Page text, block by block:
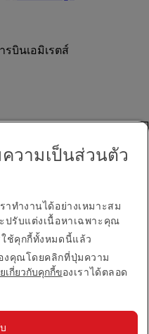
บินเอมิเรตส์
วามเป็นส่วนตัว
าทำงานได้อย่างเหมาะสม
ปรับแต่งเนื้อหาเฉพาะคุณ
ช้คุกกี้ทั้งหมดนี้แล้ว
งคุณโดยคลิกที่ปุ่มความ
เกี่ยวกับคุกกี้ของเราได้ตลอด